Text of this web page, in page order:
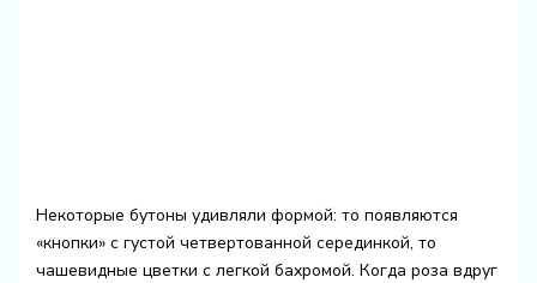
Некоторые бутоны удивляли формой: то появляются
«кнопки» с густой четвертованной серединкой, то
чашевидные цветки с легкой бахромой. Когда роза вдруг